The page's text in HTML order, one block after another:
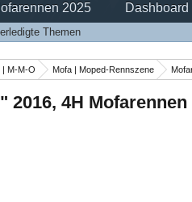
2025 Dashboard
Themen
| M-M-O Mofa | Moped-Rennszene
2016, 4H Mofarennen